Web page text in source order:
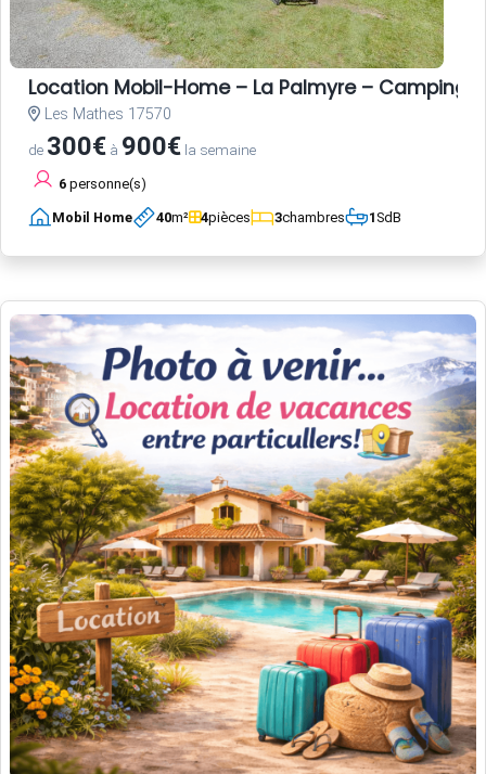
Location Mobil-Home – La Palmyre – Camping
Les Mathes 17570
de 300€ à 900€ la semaine
6 personne(s)
Mobil Home 40m² 4pièces 3chambres 1SdB